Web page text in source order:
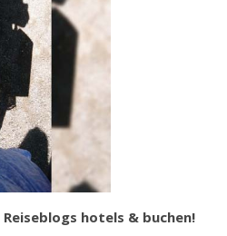
Reiseblogs hotels & buchen!